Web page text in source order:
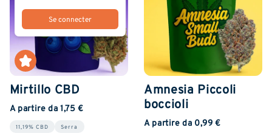
Mirtillo CBD
A partire da 1,75 €
11,19% CBD Serra
Amnesia Piccoli
boccioli
A partire da 0,99 €
Se connecter